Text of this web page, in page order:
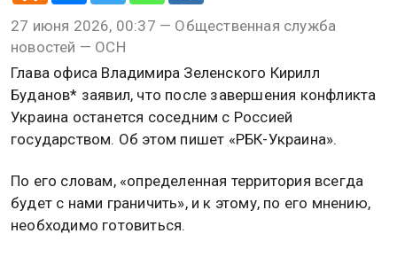
27 июня 2026, 00:37 — Общественная служба
новостей — ОСН
Глава офиса Владимира Зеленского Кирилл
Буданов* заявил, что после завершения конфликта
Украина останется соседним с Россией
государством. Об этом пишет «РБК-Украина».
По его словам, «определенная территория всегда
будет с нами граничить», и к этому, по его мнению,
необходимо готовиться.